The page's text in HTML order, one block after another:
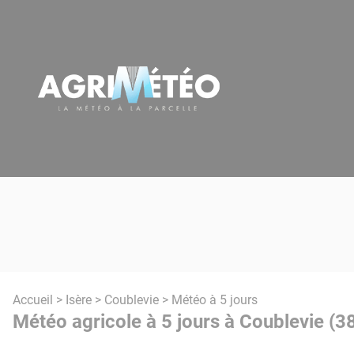
Accueil > Isère > Coublevie > Météo à 5 jours
Météo agricole à 5 jours à Coublevie